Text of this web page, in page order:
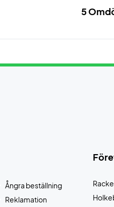
5
Ångra beställning
Reklamation